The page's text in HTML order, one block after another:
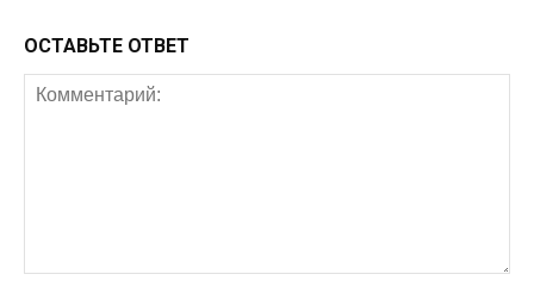
ОСТАВЬТЕ ОТВЕТ